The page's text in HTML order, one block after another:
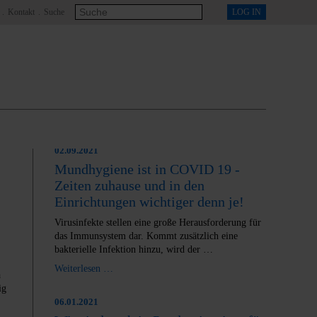
Kontakt Suche LOG IN
24.01.2022
02.09.2021
Mundhygiene ist in COVID 19 -
Zeiten zuhause und in den
Einrichtungen wichtiger denn je!
Virusinfekte stellen eine große Herausforderung für
das Immunsystem dar. Kommt zusätzlich eine
bakterielle Infektion hinzu, wird der …
Weiterlesen …
06.01.2021